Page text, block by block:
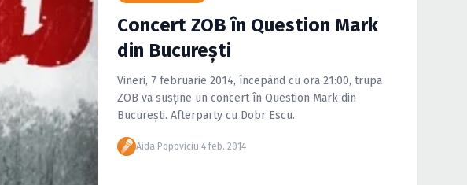
Concert ZOB în Question Mark
din Bucureşti
Vineri, 7 februarie 2014, începând cu ora 21:00, trupa
ZOB va susține un concert în Question Mark din
Bucureşti. Afterparty cu Dobr Escu.
Aida Popoviciu·4 feb. 2014